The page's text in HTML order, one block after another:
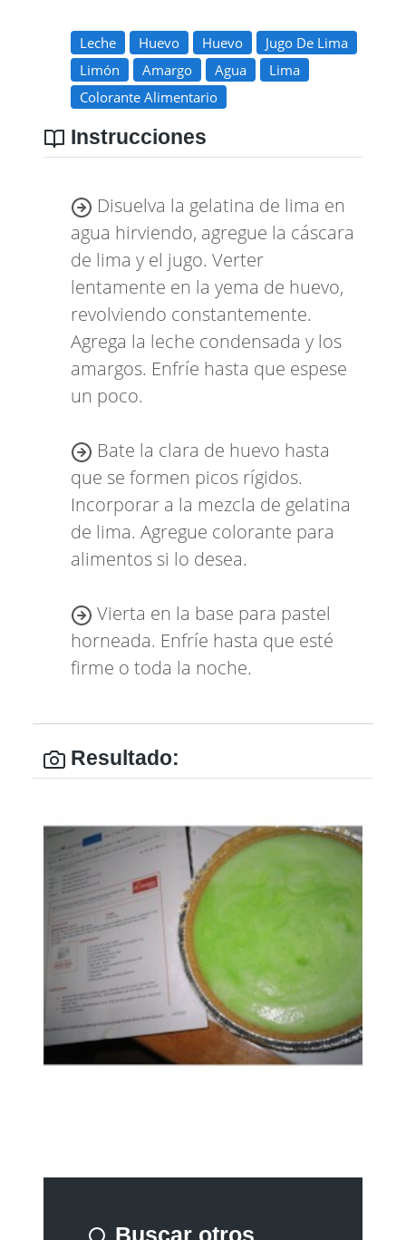
Leche Huevo Huevo
Jugo De Lima
Limón
Amargo Agua
Lima
Colorante Alimentario
Instrucciones
Disuelva la gelatina de lima en
agua hirviendo, agregue la cáscara
de lima y el jugo. Verter
lentamente en la yema de huevo,
revolviendo constantemente.
Agrega la leche condensada y los
amargos. Enfríe hasta que espese
un poco.
Bate la clara de huevo hasta
que se formen picos rígidos.
Incorporar a la mezcla de gelatina
de lima. Agregue colorante para
alimentos si lo desea.
Vierta en la base para pastel
horneada. Enfríe hasta que esté
firme o toda la noche.
Resultado:
Buscar otros